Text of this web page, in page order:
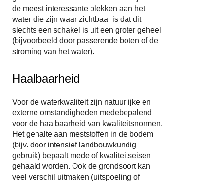
de meest interessante plekken aan het
water die zijn waar zichtbaar is dat dit
slechts een schakel is uit een groter geheel
(bijvoorbeeld door passerende boten of de
stroming van het water).
Haalbaarheid
Voor de waterkwaliteit zijn natuurlijke en
externe omstandigheden medebepalend
voor de haalbaarheid van kwaliteitsnormen.
Het gehalte aan meststoffen in de bodem
(bijv. door intensief landbouwkundig
gebruik) bepaalt mede of kwaliteitseisen
gehaald worden. Ook de grondsoort kan
veel verschil uitmaken (uitspoeling of